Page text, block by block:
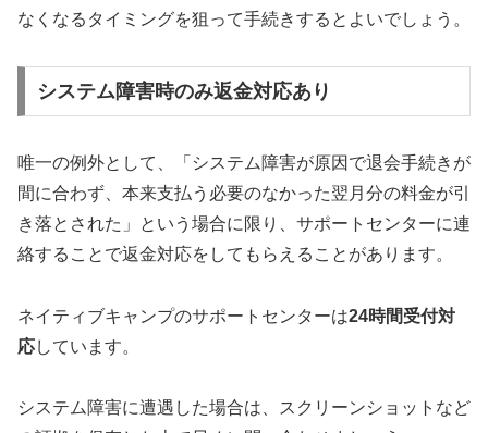
なくなるタイミングを狙って手続きするとよいでしょう。
システム障害時のみ返金対応あり
唯一の例外として、「システム障害が原因で退会手続きが
間に合わず、本来支払う必要のなかった翌月分の料金が引
き落とされた」という場合に限り、サポートセンターに連
絡することで返金対応をしてもらえることがあります。
ネイティブキャンプのサポートセンターは24時間受付対
応しています。
システム障害に遭遇した場合は、スクリーンショットなど